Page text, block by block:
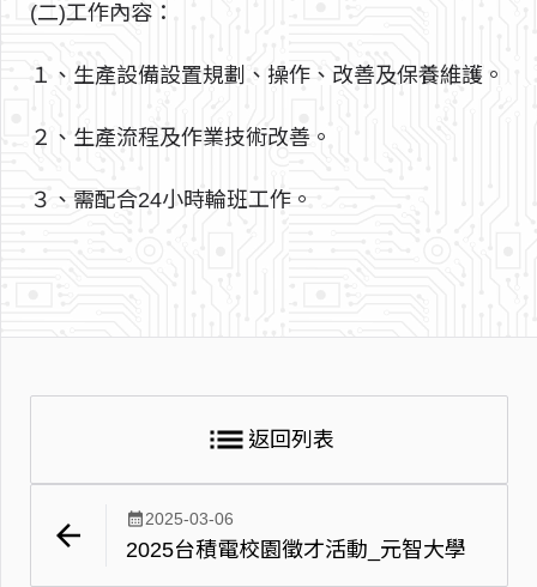
(二)工作內容：
１、生產設備設置規劃、操作、改善及保養維護。
２、生產流程及作業技術改善。
３、需配合24小時輪班工作。
arrow_back calendar_month2025-03-06
2025台積電校園徵才活動_元智大學
list 返回列表